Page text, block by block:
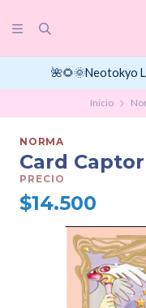
🌺🌻🌞Neotokyo
Inicio
NORMA
Card
PRECIO
$14.500